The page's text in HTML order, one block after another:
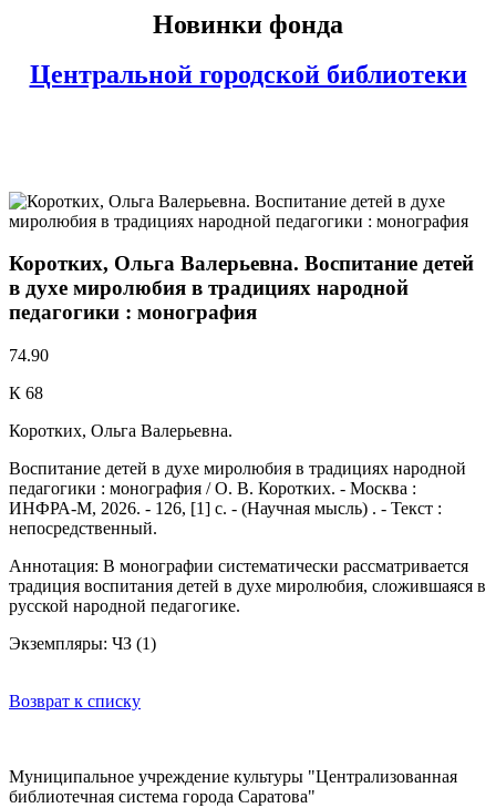
Новинки фонда
Центральной городской библиотеки
Коротких, Ольга Валерьевна. Воспитание детей
в духе миролюбия в традициях народной
педагогики : монография
74.90
К 68
Коротких, Ольга Валерьевна.
Воспитание детей в духе миролюбия в традициях народной
педагогики : монография / О. В. Коротких. - Москва :
ИНФРА-М, 2026. - 126, [1] с. - (Научная мысль) . - Текст :
непосредственный.
Аннотация: В монографии систематически рассматривается
традиция воспитания детей в духе миролюбия, сложившаяся в
русской народной педагогике.
Экземпляры: ЧЗ (1)
Возврат к списку
Муниципальное учреждение культуры "Централизованная
библиотечная система города Саратова"